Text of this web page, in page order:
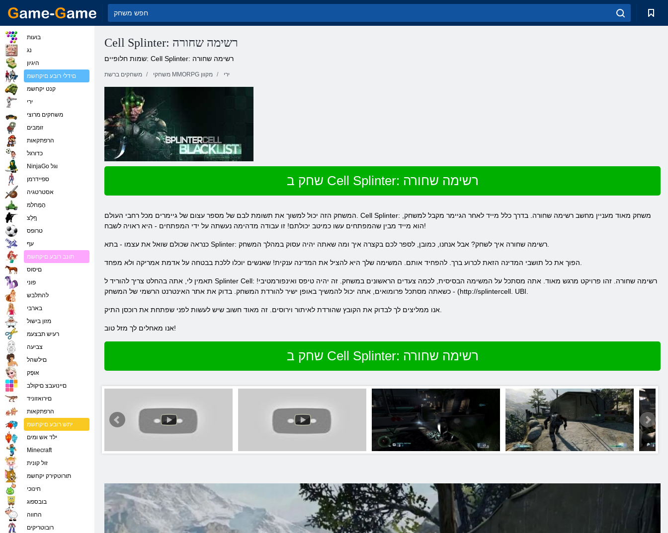
Cell Splinter: רשימה שחורה
שמות חלופיים: Cell Splinter: רשימה שחורה
משחקים ברשת משחקי MMORPG מקוון ירי
שחק ב Cell Splinter: רשימה שחורה
המשחק הזה יכול למשוך את תשומת לבם של מספר עצום של גיימרים מכל רחבי העולם. Cell Splinter: משחק מאוד מעניין מחשב רשימה שחורה. בדרך כלל מייד לאחר הגיימר מקבל למשחק,
הוא מייד מבין שהמפתחים עשו כמיטב יכולתם! זו עבודה מדהימה נעשתה על ידי המפתחים - היא ראויה לשבח!
תאמין לי, אתה בהחלט צריך להוריד ל Splinter Cell: רשימה שחורה. זהו פרויקט מרגש מאוד. אתה מסתכל על המשימה הבסיסית, לכמה צעדים הראשונים במשחק. זה יהיה טיפס ואינפורמטיבי!
כשאתה מסתכל פרומואים, אתה יכול להמשיך באופן ישיר להורדת המשחק. בדוק את אתר האינטרנט הרשמי של המשחק - (http://splintercell. UBI.
אנו מאחלים לך מזל טוב!
שחק ב Cell Splinter: רשימה שחורה
בועות
נג
היגיון
םידלי רובע םיקחשמ
קנט יקחשמ
ירי
משחקים מרוצי
זומבים
הרפתקאות
כדורגל
NinjaGo וגל
ספיידרמן
אסטרטגיה
הָמָחלִמ
ףָלַצ
טרופס
עף
תונב רובע םיקחשמ
םיסוס
פוני
להתלבש
בארבי
מזון בישול
רעיש תבצעמ
צביעה
םילשהל
אּופָק
םיינועבצ םיקולב
םירואזוניד
הרפתקאות
יתש רובע םיקחשמ
ילד אש ומים
Minecraft
זול קונית
תורוטקירק יקחשמ
חינוכי
בובספוג
החווה
רובוטריקים